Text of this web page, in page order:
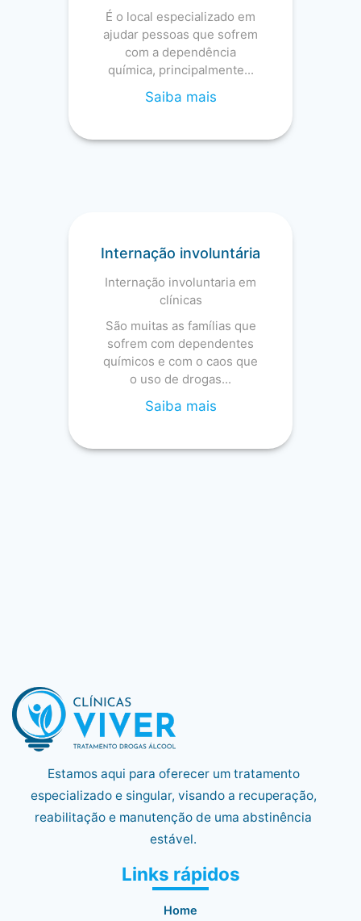
É o local especializado em
ajudar pessoas que sofrem
com a dependência
química, principalmente...
Saiba mais
Internação involuntária
Internação involuntaria em
clínicas
São muitas as famílias que
sofrem com dependentes
químicos e com o caos que
o uso de drogas...
Saiba mais
Estamos aqui para oferecer um tratamento
especializado e singular, visando a recuperação,
reabilitação e manutenção de uma abstinência
estável.
Links rápidos
Home